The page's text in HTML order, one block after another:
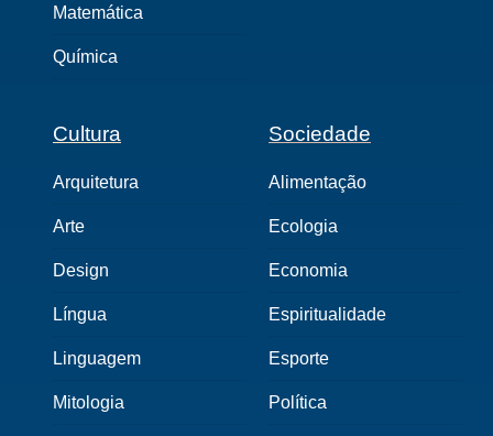
Matemática
Química
Cultura
Arquitetura
Arte
Design
Língua
Linguagem
Mitologia
Sociedade
Alimentação
Ecologia
Economia
Espiritualidade
Esporte
Política